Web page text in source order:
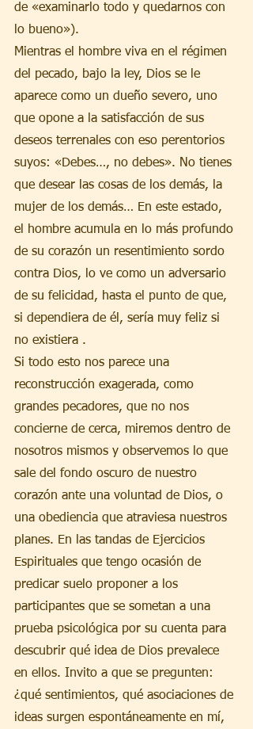
de «examinarlo todo y quedarnos con
lo bueno»).
Mientras el hombre viva en el régimen
del pecado, bajo la ley, Dios se le
aparece como un dueño severo, uno
que opone a la satisfacción de sus
deseos terrenales con eso perentorios
suyos: «Debes…, no debes». No tienes
que desear las cosas de los demás, la
mujer de los demás… En este estado,
el hombre acumula en lo más profundo
de su corazón un resentimiento sordo
contra Dios, lo ve como un adversario
de su felicidad, hasta el punto de que,
si dependiera de él, sería muy feliz si
no existiera .
Si todo esto nos parece una
reconstrucción exagerada, como
grandes pecadores, que no nos
concierne de cerca, miremos dentro de
nosotros mismos y observemos lo que
sale del fondo oscuro de nuestro
corazón ante una voluntad de Dios, o
una obediencia que atraviesa nuestros
planes. En las tandas de Ejercicios
Espirituales que tengo ocasión de
predicar suelo proponer a los
participantes que se sometan a una
prueba psicológica por su cuenta para
descubrir qué idea de Dios prevalece
en ellos. Invito a que se pregunten:
¿qué sentimientos, qué asociaciones de
ideas surgen espontáneamente en mí,